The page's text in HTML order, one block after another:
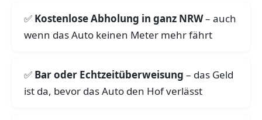
Kostenlose Abholung in ganz NRW– auch
wenn das Auto keinen Meter mehr fährt
Bar oder Echtzeitüberweisung – das Geld
ist da, bevor das Auto den Hof verlässt